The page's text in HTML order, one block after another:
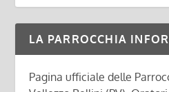
LA PARROCCHIA
Pagina ufficiale delle